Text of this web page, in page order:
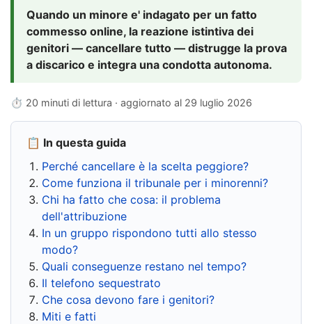
Quando un minore e' indagato per un fatto
commesso online, la reazione istintiva dei
genitori — cancellare tutto — distrugge la prova
a discarico e integra una condotta autonoma.
⏱ 20 minuti di lettura · aggiornato al 29 luglio 2026
📋 In questa guida
Perché cancellare è la scelta peggiore?
Come funziona il tribunale per i minorenni?
Chi ha fatto che cosa: il problema
dell'attribuzione
In un gruppo rispondono tutti allo stesso
modo?
Quali conseguenze restano nel tempo?
Il telefono sequestrato
Che cosa devono fare i genitori?
Miti e fatti